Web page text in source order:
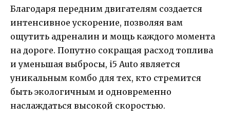
Благодаря передним двигателям создается
интенсивное ускорение, позволяя вам
ощутить адреналин и мощь каждого момента
на дороге. Попутно сокращая расход топлива
и уменьшая выбросы, i5 Auto является
уникальным комбо для тех, кто стремится
быть экологичным и одновременно
наслаждаться высокой скоростью.